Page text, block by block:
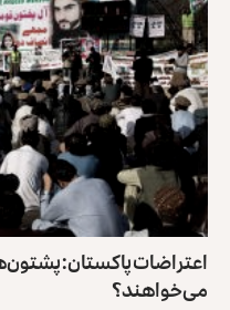
اعتراضات پاکستان:
می‌خواهند؟